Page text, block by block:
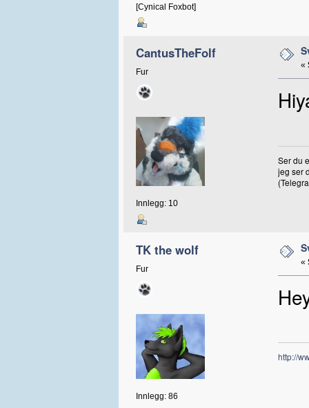
[Cynical Foxbot]
CantusTheFolf
Fur
Innlegg: 10
«
Ser du
jeg ser
TK the wolf
Fur
Innlegg: 86
«
http://